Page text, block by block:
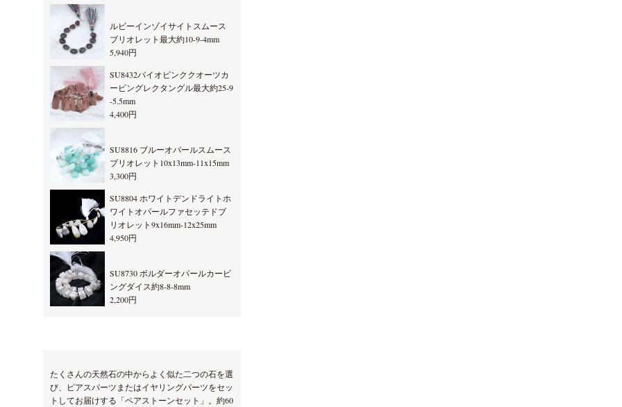
ルビーインゾイサイトスムース
ブリオレット最大約10-9-4mm
5,940円
SU8432バイオピンククオーツカ
ービングレクタングル最大約25-9
-5.5mm
4,400円
SU8816 ブルーオパールスムース
ブリオレット10x13mm-11x15mm
3,300円
SU8804 ホワイトデンドライトホ
ワイトオパールファセッテドブ
リオレット9x16mm-12x25mm
4,950円
SU8730 ボルダーオパールカービ
ングダイス約8-8-8mm
2,200円
たくさんの天然石の中からよく似た二つの石を選
び、ピアスパーツまたはイヤリングパーツをセッ
トしてお届けする「ペアストーンセット」。約60